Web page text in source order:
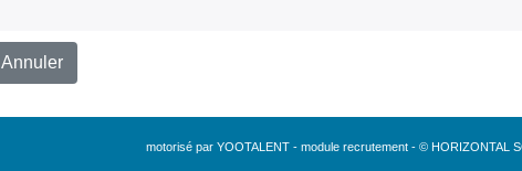
Annuler
motorisé par YOOTALENT - module recrutement - © HORIZONTAL